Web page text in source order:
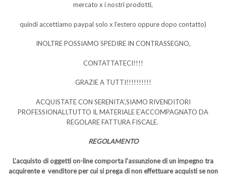
mercato x i nostri prodotti,
quindi accettiamo paypal solo x l’estero oppure dopo contatto)
INOLTRE POSSIAMO SPEDIRE IN CONTRASSEGNO,
CONTATTATECI!!!!
GRAZIE A TUTTI!!!!!!!!!!
ACQUISTATE CON SERENITA’,SIAMO RIVENDITORI
PROFESSIONALI,TUTTO IL MATERIALE E’ACCOMPAGNATO DA
REGOLARE FATTURA FISCALE.
REGOLAMENTO
L’acquisto di oggetti on-line comporta l’assunzione di un impegno tra
acquirente e venditore per cui si prega di non effettuare acquisti se non